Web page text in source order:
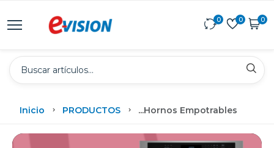
0 0 0
Inicio PRODUCTOS ...Hornos Empotrables